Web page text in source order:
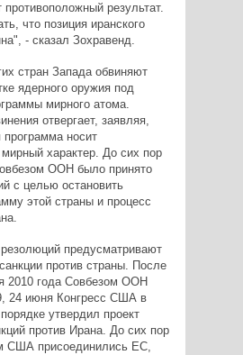
результат.
что позиция иранского
- сказал Зохравенд.
стран Запада обвиняют
ядерного оружия под
мирного атома.
отвергает, заявляя,
программа носит
характер. До сих пор
ООН было принято
с целью остановить
этой страны и процесс
предусматривают
против страны. После
2010 года Совбезом ООН
24 июня Конгресс США в
утвердил проект
против Ирана. До сих пор
США присоединились ЕС,